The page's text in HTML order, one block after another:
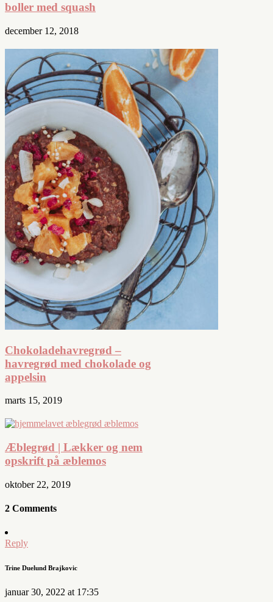
boller med squash
december 12, 2018
Chokoladehavregrød –
havregrød med chokolade og
appelsin
marts 15, 2019
Æblegrød | Lækker og nem
opskrift på æblemos
oktober 22, 2019
2 Comments
Reply
Trine Duelund Brajkovic
januar 30, 2022 at 17:35